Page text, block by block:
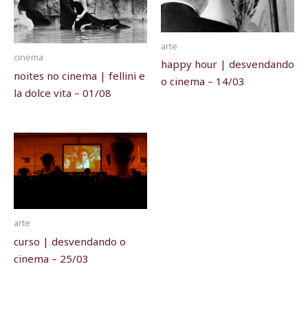
cinema
noites no cinema | fellini e
la dolce vita – 01/08
arte
happy hour | desvendando
o cinema – 14/03
arte
curso | desvendando o
cinema – 25/03